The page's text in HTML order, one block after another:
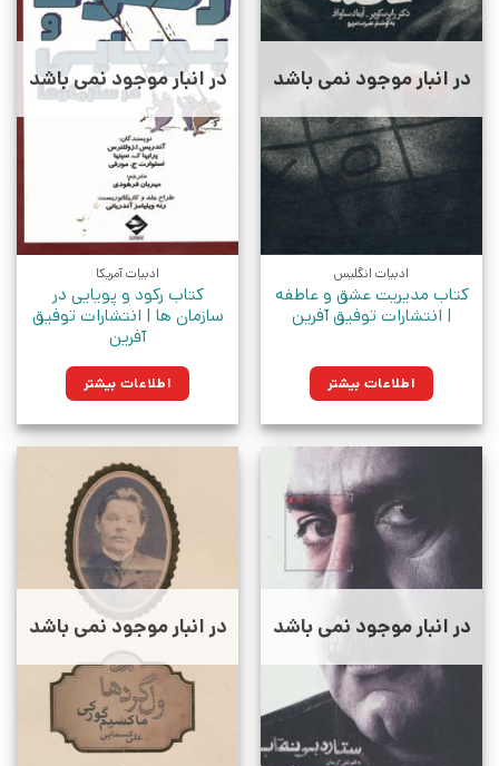
در انبار موجود نمی باشد
ادبیات انگلیس
کتاب مدیریت عشق و عاطفه
| انتشارات توفیق آفرین
اطلاعات بیشتر
در انبار موجود نمی باشد
ادبیات آمریکا
کتاب رکود و پویایی در
سازمان ها | انتشارات توفیق
آفرین
اطلاعات بیشتر
در انبار موجود نمی باشد در انبار موجود نمی باشد